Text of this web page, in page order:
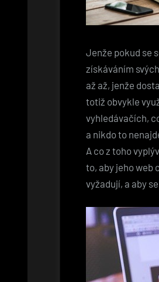
Jenže pokud se
získáváním
až až, jenže
totiž obvykle
vyhledávačích,
a nikdo to
A co z toho
to, aby jeho web
vyžadují, a aby